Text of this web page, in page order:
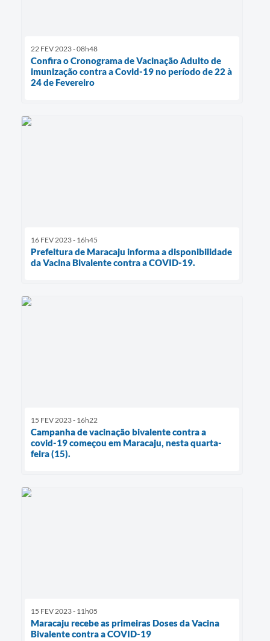
22 FEV 2023 - 08h48
Confira o Cronograma de Vacinação Adulto de
imunização contra a Covid-19 no período de 22 à
24 de Fevereiro
16 FEV 2023 - 16h45
Prefeitura de Maracaju informa a disponibilidade
da Vacina Bivalente contra a COVID-19.
15 FEV 2023 - 16h22
Campanha de vacinação bivalente contra a
covid-19 começou em Maracaju, nesta quarta-
feira (15).
15 FEV 2023 - 11h05
Maracaju recebe as primeiras Doses da Vacina
Bivalente contra a COVID-19